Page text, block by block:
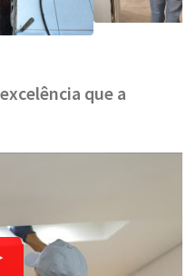
que a